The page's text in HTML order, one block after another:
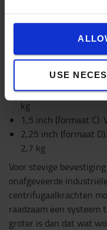
USE
Welke basis met
uitrusting, zijn er vier
Deze verschillen
de aansluitkogels
1 inch (formaat B):
kg
1,5 inch (formaat
2,25 inch (formaat
2,7 kg
Voor stevige
onafgeveerde
centrifugaalkrachten
raadzaam een systeem
groter is dan dat wat